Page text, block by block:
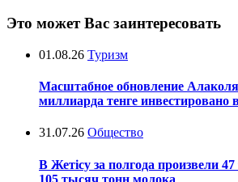
Это может Вас заинтересовать
01.08.26 Туризм
Масштабное обновление
миллиарда тенге инвестировано
31.07.26 Общество
В Жетісу за полгода произвели
105 тысяч тонн молока